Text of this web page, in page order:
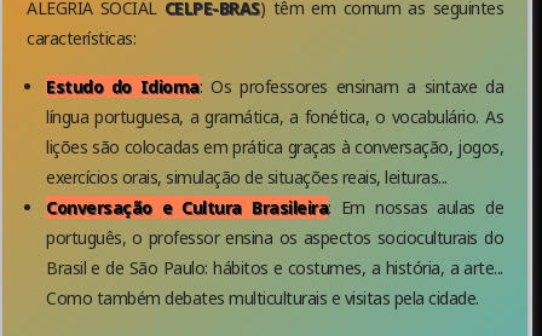
ALEGRIA SOCIAL CELPE-BRAS) têm em comum as seguintes
características:
Estudo do Idioma: Os professores ensinam a sintaxe da
língua portuguesa, a gramática, a fonética, o vocabulário. As
lições são colocadas em prática graças à conversação, jogos,
exercícios orais, simulação de situações reais, leituras...
Conversação e Cultura Brasileira: Em nossas aulas de
português, o professor ensina os aspectos socioculturais do
Brasil e de São Paulo: hábitos e costumes, a história, a arte...
Como também debates multiculturais e visitas pela cidade.